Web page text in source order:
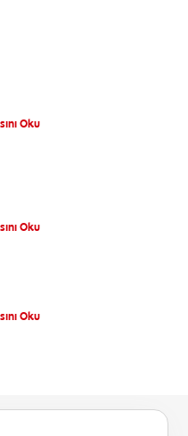
Oku
Oku
Oku